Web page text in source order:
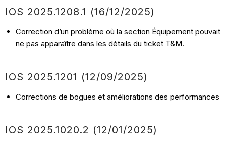
IOS 2025.1208.1 (16/12/2025)
Correction d’un problème où la section Équipement pouvait
ne pas apparaître dans les détails du ticket T&M.
IOS 2025.1201 (12/09/2025)
Corrections de bogues et améliorations des performances
IOS 2025.1020.2 (12/01/2025)